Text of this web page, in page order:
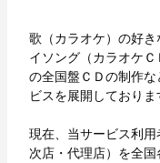
歌（カラオケ）の好
イソング（カラオケ
の全国盤ＣＤの制作
ビスを展開しておりま
現在、当サービス利
次店・代理店）を全国